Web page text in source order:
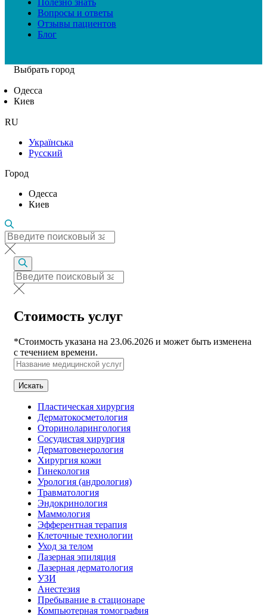
Вопросы и ответы
Отзывы пациентов
Блог
Выбрать город
Одесса
Киев
RU
Українська
Русский
Город
Одесса
Киев
Стоимость услуг
*Стоимость указана на 23.06.2026 и может быть изменена
с течением времени.
Искать
Пластическая хирургия
Дерматокосметология
Оториноларингология
Сосудистая хирургия
Дерматовенерология
Хирургия кожи
Гинекология
Урология (андрология)
Травматология
Эндокринология
Маммология
Эфферентная терапия
Клеточные технологии
Уход за телом
Лазерная эпиляция
Лазерная дерматология
УЗИ
Анестезия
Пребывание в стационаре
Компьютерная томография